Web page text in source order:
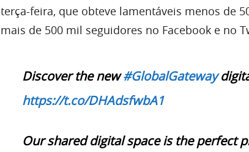
terça-feira, que obteve lamentáveis menos de
mais de 500 mil seguidores no Facebook e no
Discover the new#GlobalGateway
https://t.co/DHAdsfwbA1
Our shared digital space is the perfect